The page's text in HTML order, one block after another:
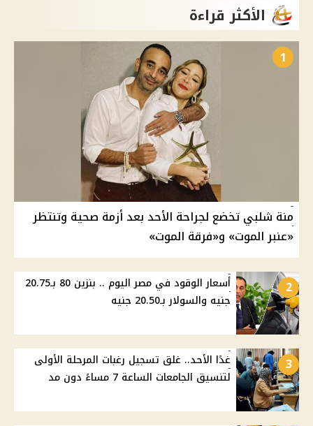
الأكثر قراءة
1
منة شلبي تخضع لجراحة الأحد بعد أزمة صحية وتنتظر
«عنبر الموت» و«فرقة الموت»
2
أسعار الوقود في مصر اليوم .. بنزين 80 بـ20.75
جنيه والسولار بـ20.50 جنيه
3
غدًا الأحد.. غلق تسجيل رغبات المرحلة الأولى
لتنسيق الجامعات الساعة 7 مساءً دون مد